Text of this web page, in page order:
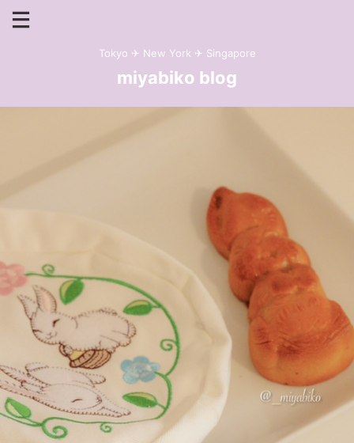
Tokyo ✈︎ New York ✈︎ Singapore
miyabiko blog